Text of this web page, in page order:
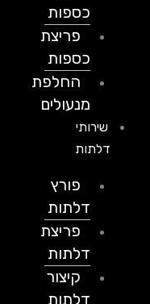
כספות
פריצת
כספות
החלפת
מנעולים
שירותי
דלתות
פורץ
דלתות
פריצת
דלתות
קיצור
דלתות